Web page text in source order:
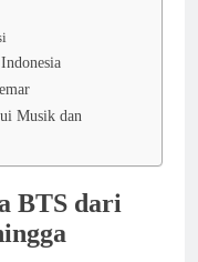
Musik dan
BTS dari